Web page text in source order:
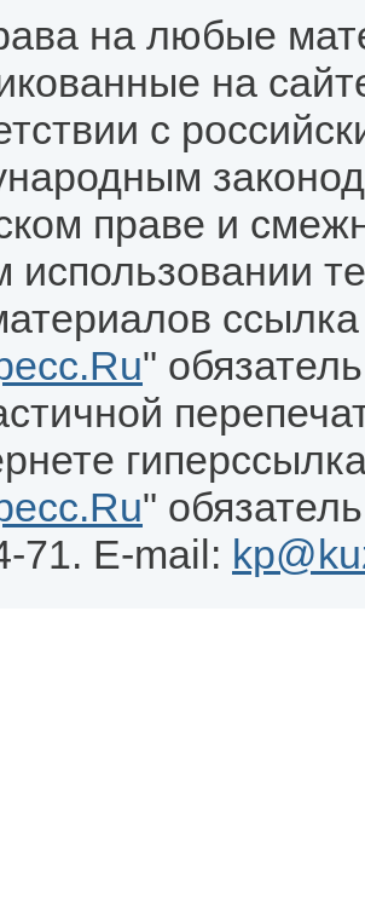
на любые
на
с
праве и
"
"
71. E-mail: